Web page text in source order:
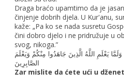
Draga braćo upamtimo da je
činjenje dobrih djela. U Kur'anu,
kaže: „Pa ko se nada susretu
čini dobro djelo i ne pridružuje u
svog, nikoga.”
يَعْلَمِ اللَّهُ الَّذِينَ جَاهَدُوا مِنْكُمْ وَيَعْلَمَ
الصَّابِرِينَ
Zar mislite da ćete ući u